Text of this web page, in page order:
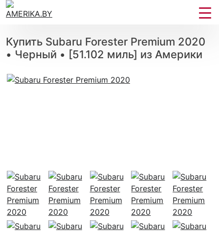
Купить Subaru Forester Premium 2020
• Черный • [51.102 миль] из Америки